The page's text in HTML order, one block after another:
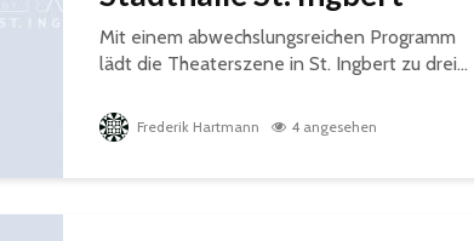
Mit einem abwechslungsreichen Programm
lädt die Theaterszene in St. Ingbert zu drei...
Frederik Hartmann 4 angesehen